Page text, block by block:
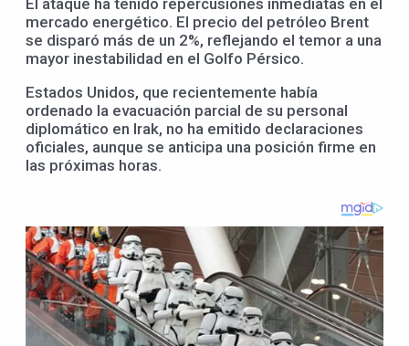
El ataque ha tenido repercusiones inmediatas en el
mercado energético. El precio del petróleo Brent
se disparó más de un 2%, reflejando el temor a una
mayor inestabilidad en el Golfo Pérsico.
Estados Unidos, que recientemente había
ordenado la evacuación parcial de su personal
diplomático en Irak, no ha emitido declaraciones
oficiales, aunque se anticipa una posición firme en
las próximas horas.